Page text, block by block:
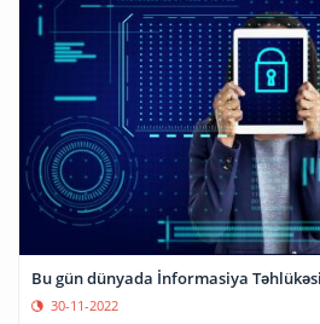
Bu gün dünyada İnformasiya
30-11-2022